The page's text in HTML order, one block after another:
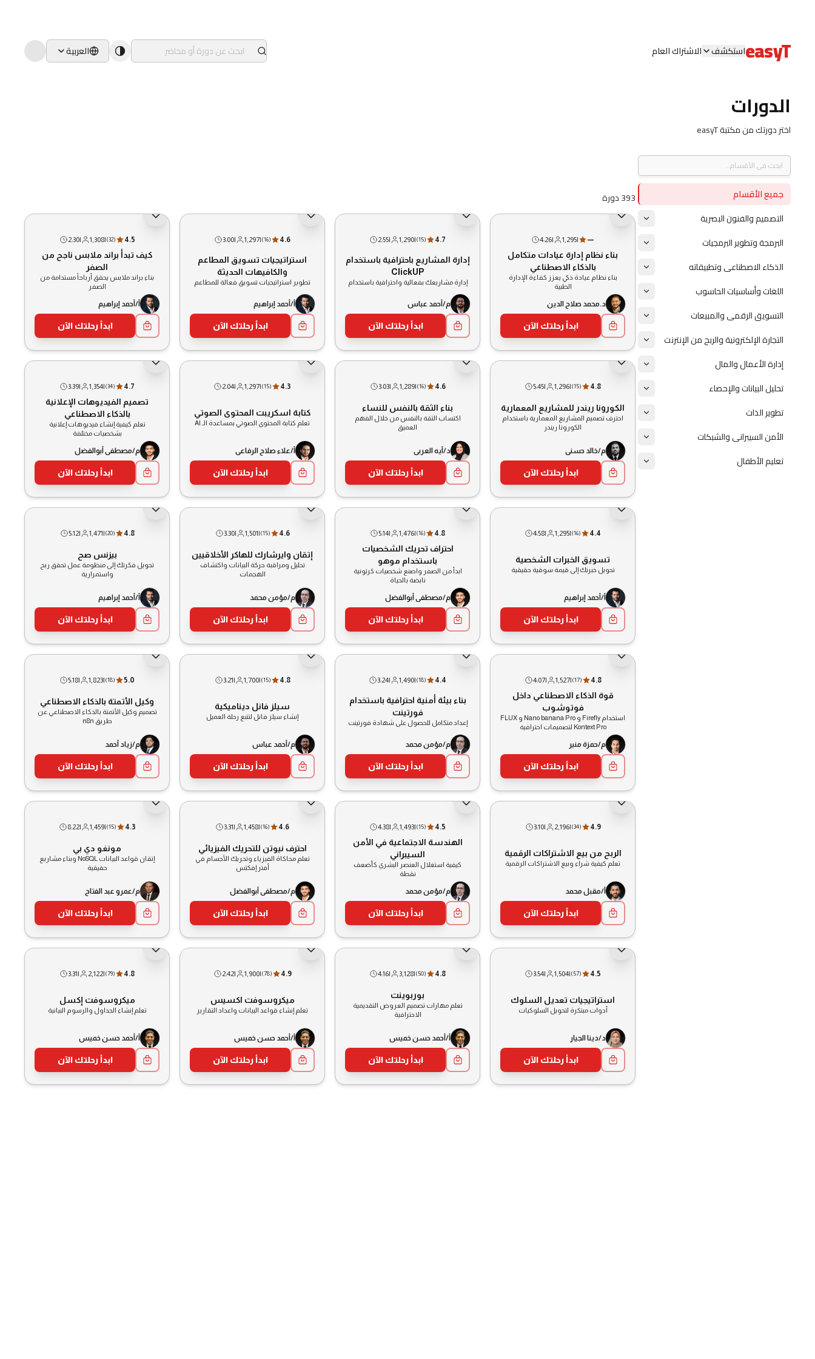
easyTاستكشف الاشتراك العام العربية
الدورات
اختر دورتك من مكتبة easyT
جميع الأقسام
التصميم والفنون البصرية
البرمجة وتطوير البرمجيات
الذكاء الاصطناعى وتطبيقاته
اللغات وأساسيات الحاسوب
التسويق الرقمى والمبيعات
التجارة الإلكترونية والربح من الإنترنت
إدارة الأعمال والمال
تحليل البيانات والإحصاء
تطوير الذات
الأمن السيبرانى والشبكات
تعليم الأطفال
393 دورة
—
|
1,295
|
4:26
بناء نظام إدارة عيادات متكامل
بالذكاء الاصطناعي
بناء نظام عيادة ذكي يعزز كفاءة الإدارة
الطبية
د.محمد صلاح الدين
ابدأ رحلتك الآن
4.7
(15)
|
1,290
|
2:55
إدارة المشاريع باحترافية باستخدام
ClickUP
إدارة مشاريعك بفعالية واحترافية باستخدام
م/أحمد عباس
ابدأ رحلتك الآن
4.6
(16)
|
1,297
|
3:00
استراتيجيات تسويق المطاعم
والكافيهات الحديثة
تطوير استراتيجيات تسويق فعالة للمطاعم
أ/أحمد إبراهيم
ابدأ رحلتك الآن
4.5
(32)
|
1,308
|
2:30
كيف تبدأ براند ملابس ناجح من
الصفر
بناء براند ملابس يحقق أرباحاً مستدامة من
الصفر
أ/أحمد إبراهيم
ابدأ رحلتك الآن
4.8
(15)
|
1,296
|
5:45
الكورونا ريندر للمشاريع المعمارية
احترف تصميم المشاريع المعمارية باستخدام
الكورونا ريندر
م/خالد حسني
ابدأ رحلتك الآن
4.6
(16)
|
1,289
|
3:03
بناء الثقة بالنفس للنساء
اكتساب الثقة بالنفس من خلال الفهم
العميق
د/آيه العربى
ابدأ رحلتك الآن
4.3
(15)
|
1,297
|
2:04
كتابة اسكريبت المحتوى الصوتي
تعلم كتابة المحتوى الصوتي بمساعدة الـ AI
أ/علاء صلاح الرفاعي
ابدأ رحلتك الآن
4.7
(34)
|
1,354
|
3:39
تصميم الفيديوهات الإعلانية
بالذكاء الاصطناعي
تعلم كيفية إنشاء فيديوهات إعلانية
بشخصيات مختلفة
م/مصطفى أبوالفضل
ابدأ رحلتك الآن
4.4
(16)
|
1,295
|
4:58
تسويق الخبرات الشخصية
تحويل خبرتك إلى قيمة سوقية حقيقية
أ/أحمد إبراهيم
ابدأ رحلتك الآن
4.8
(16)
|
1,476
|
5:14
احتراف تحريك الشخصيات
باستخدام موهو
ابدأ من الصفر واصنع شخصيات كرتونية
نابضة بالحياة
م/مصطفى أبوالفضل
ابدأ رحلتك الآن
4.6
(15)
|
1,501
|
3:30
إتقان وايرشارك للهاكر الأخلاقيين
تحليل ومراقبة حركة البيانات واكتشاف
الهجمات
م/مؤمن محمد
ابدأ رحلتك الآن
4.8
(20)
|
1,471
|
5:12
بيزنس صح
تحويل فكرتك إلى منظومة عمل تحقق ربح
واستمرارية
أ/أحمد إبراهيم
ابدأ رحلتك الآن
4.8
(17)
|
1,527
|
4:07
قوة الذكاء الاصطناعي داخل
فوتوشوب
استخدام Firefly و Nano banana Pro و FLUX
Kontext Pro لتصميمات احترافية
م/حمزة منير
ابدأ رحلتك الآن
4.4
(18)
|
1,490
|
3:24
بناء بيئة أمنية احترافية باستخدام
فورتينت
إعداد متكامل للحصول على شهادة فورتينت
م/مؤمن محمد
ابدأ رحلتك الآن
4.8
(15)
|
1,700
|
3:21
سيلز فانل ديناميكية
إنشاء سيلز فانل لتتبع رحلة العميل
م/أحمد عباس
ابدأ رحلتك الآن
5.0
(18)
|
1,823
|
5:18
وكيل الأتمتة بالذكاء الاصطناعي
تصميم وكيل الأتمتة بالذكاء الاصطناعي عن
طريق n8n
م/زياد أحمد
ابدأ رحلتك الآن
4.9
(34)
|
2,196
|
3:10
الربح من بيع الاشتراكات الرقمية
تعلم كيفية شراء وبيع الاشتراكات الرقمية
أ/مقبل محمد
ابدأ رحلتك الآن
4.5
(15)
|
1,493
|
4:38
الهندسة الاجتماعية في الأمن
السيبراني
كيفية استغلال العنصر البشري كأضعف
نقطة
م/مؤمن محمد
ابدأ رحلتك الآن
4.6
(16)
|
1,458
|
3:31
احترف نيوتن للتحريك الفيزيائي
تعلم محاكاة الفيزياء وتحريك الأجسام في
أفتر إفكتس
م/مصطفى أبوالفضل
ابدأ رحلتك الآن
4.3
(15)
|
1,459
|
8:22
مونغو دي بي
إتقان قواعد البيانات NoSQL وبناء مشاريع
حقيقية
م/عمرو عبد الفتاح
ابدأ رحلتك الآن
4.5
(57)
|
1,504
|
3:54
استراتيجيات تعديل السلوك
أدوات مبتكرة لتحويل السلوكيات
د/دينا الجيار
ابدأ رحلتك الآن
4.8
(50)
|
3,128
|
4:16
بوربوينت
تعلم مهارات تصميم العروض التقديمية
الاحترافية
أ/أحمد حسن خميس
ابدأ رحلتك الآن
4.9
(78)
|
1,900
|
2:42
ميكروسوفت اكسيس
تعلم إنشاء قواعد البيانات واعداد التقارير
أ/أحمد حسن خميس
ابدأ رحلتك الآن
4.8
(79)
|
2,122
|
3:31
ميكروسوفت إكسل
تعلم إنشاء الجداول والرسوم البيانية
أ/أحمد حسن خميس
ابدأ رحلتك الآن